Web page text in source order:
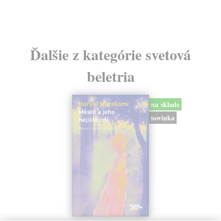
Ďalšie z kategórie svetová
beletria
na sklade
novinka